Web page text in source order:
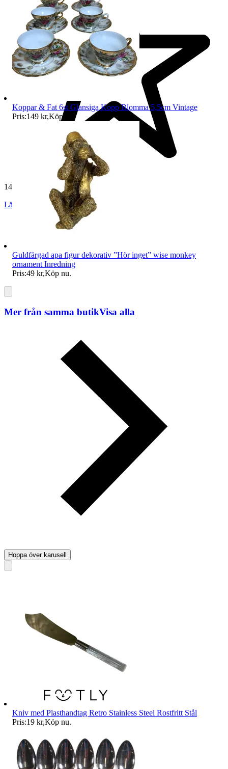
140 506 omdömen
Läs omdömen Följ
Koppar & Fat 6st Glansiga Kopp Blomma 5,5cm Vintage
Pris:149 kr,Köp nu
Guldfärgad apa figur dekorativ ”Hör inget” wise monkey
ornament Inredning
Pris:49 kr,Köp nu.
Mer från samma butikVisa alla
Hoppa över karusell
Kniv med Plasthandtag Retro Stainless Steel Rostfritt Stål
Pris:19 kr,Köp nu.